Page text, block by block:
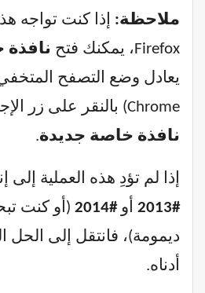
ملاحظة: إذا كنت تواجه
Firefox، يمكنك فتح
Chrome) بالنقر على زر الإجراء ثم النقر على
نافذة خاصة جديدة.
إذا لم تؤدِ هذه العملية إلى
#2013
أو#2014
(أو كنت
ديمومة)، فانتقل إلى الحل
أدناه.